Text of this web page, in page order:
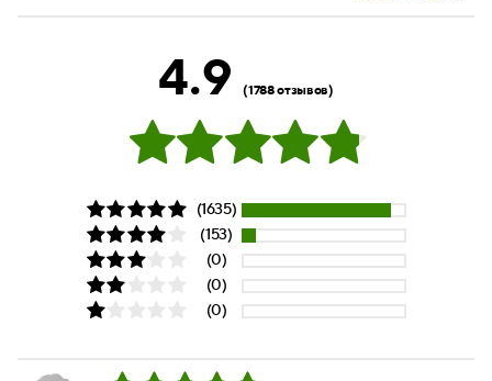
4.9 (1788 отзывов)
(1635)
(153)
(0)
(0)
(0)